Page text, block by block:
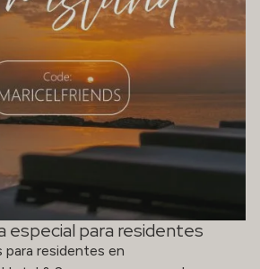
especial para residentes
para residentes en